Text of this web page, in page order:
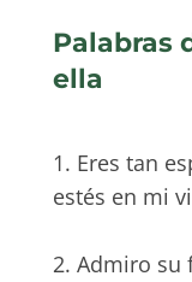
Palabras
ella
1. Eres tan
estés en mi
2. Admiro su